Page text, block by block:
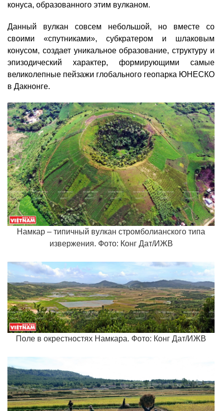
конуса, образованного этим вулканом.
Данный вулкан совсем небольшой, но вместе со
своими «спутниками», субкратером и шлаковым
конусом, создает уникальное образование, структуру и
эпизодический характер, формирующими самые
великолепные пейзажи глобального геопарка ЮНЕСКО
в Дакнонге.
Намкар – типичный вулкан стромболианского типа
извержения. Фото: Конг Дат/ИЖВ
Поле в окрестностях Намкара. Фото: Конг Дат/ИЖВ